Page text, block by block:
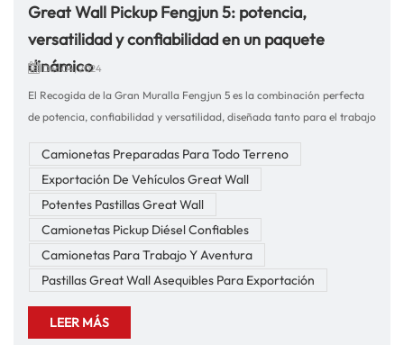
Great Wall Pickup Fengjun 5: potencia,
versatilidad y confiabilidad en un paquete
dinámico
Dec 04, 2024
El Recogida de la Gran Muralla Fengjun 5 es la combinación perfecta
de potencia, confiabilidad y versatilidad, diseñada tanto para el trabajo
características de vanguardia, esta camioneta está diseñada para
manejar las demandas de la vida cotidiana y superar las expectativas
en cualquier terreno.Como empresa con más de una década de
experiencia en la industria de exportación de automóviles, nos
satisfacción del cliente garantiza que tendrá una experiencia de
compra perfecta al elegir Great Wall Pickup Fengjun 5.Great Wall
Camionetas Preparadas Para Todo Terreno
Exportación De Vehículos Great Wall
Potentes Pastillas Great Wall
Camionetas Pickup Diésel Confiables
Camionetas Para Trabajo Y Aventura
Pastillas Great Wall Asequibles Para Exportación
LEER MÁS